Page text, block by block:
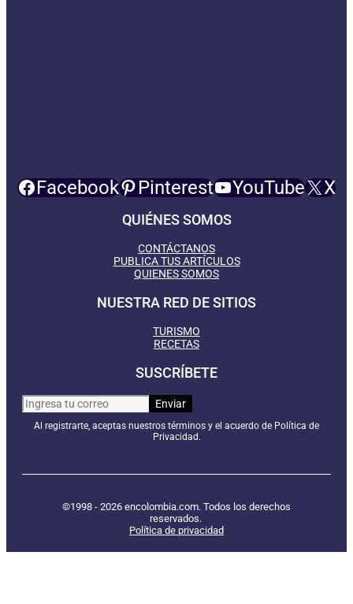
Facebook Pinterest YouTube X
QUIÉNES SOMOS
CONTÁCTANOS
PUBLICA TUS ARTÍCULOS
QUIENES SOMOS
NUESTRA RED DE SITIOS
TURISMO
RECETAS
SUSCRÍBETE
Al registrarte, aceptas nuestros términos y el acuerdo de Política de
Privacidad.
©1998 - 2026 encolombia.com. Todos los derechos
reservados.
Política de privacidad